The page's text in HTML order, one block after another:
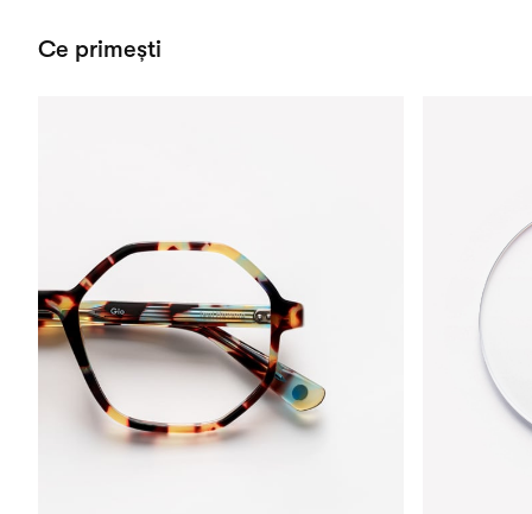
Ce primești